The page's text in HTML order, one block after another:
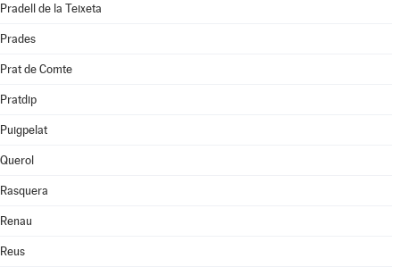
Pradell de la Teixeta
Prades
Prat de Comte
Pratdip
Puigpelat
Querol
Rasquera
Renau
Reus